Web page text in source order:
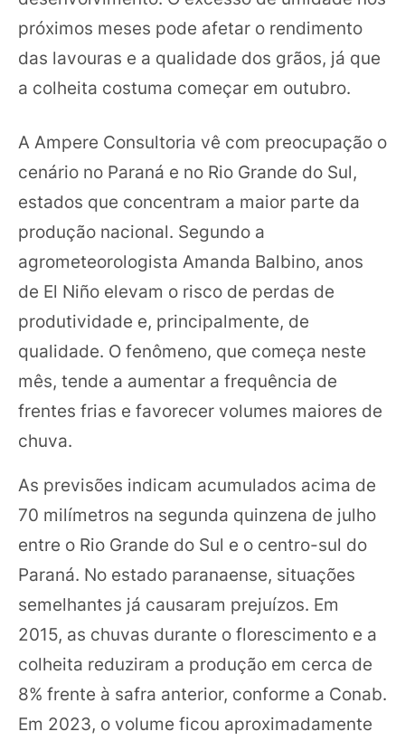
próximos meses pode afetar o rendimento
das lavouras e a qualidade dos grãos, já que
a colheita costuma começar em outubro.
A Ampere Consultoria vê com preocupação o
cenário no Paraná e no Rio Grande do Sul,
estados que concentram a maior parte da
produção nacional. Segundo a
agrometeorologista Amanda Balbino, anos
de El Niño elevam o risco de perdas de
produtividade e, principalmente, de
qualidade. O fenômeno, que começa neste
mês, tende a aumentar a frequência de
frentes frias e favorecer volumes maiores de
chuva.
As previsões indicam acumulados acima de
70 milímetros na segunda quinzena de julho
entre o Rio Grande do Sul e o centro-sul do
Paraná. No estado paranaense, situações
semelhantes já causaram prejuízos. Em
2015, as chuvas durante o florescimento e a
colheita reduziram a produção em cerca de
8% frente à safra anterior, conforme a Conab.
Em 2023, o volume ficou aproximadamente